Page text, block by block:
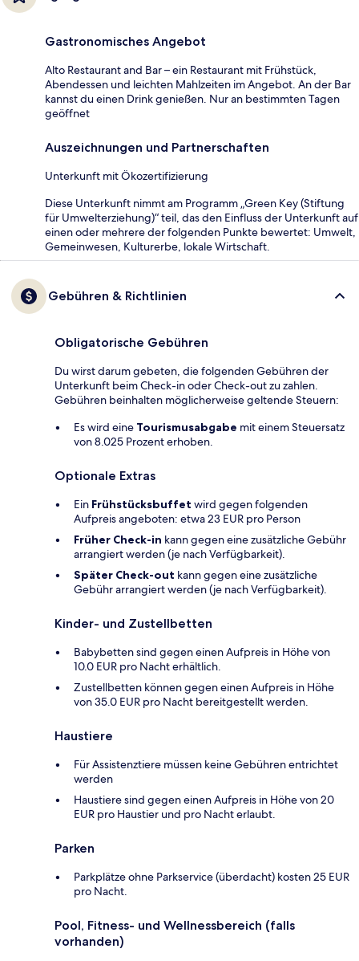
Gastronomisches Angebot
Alto Restaurant and Bar – ein Restaurant mit Frühstück,
Abendessen und leichten Mahlzeiten im Angebot. An der Bar
kannst du einen Drink genießen. Nur an bestimmten Tagen
geöffnet
Auszeichnungen und Partnerschaften
Unterkunft mit Ökozertifizierung
Diese Unterkunft nimmt am Programm „Green Key (Stiftung
für Umwelterziehung)“ teil, das den Einfluss der Unterkunft auf
einen oder mehrere der folgenden Punkte bewertet: Umwelt,
Gemeinwesen, Kulturerbe, lokale Wirtschaft.
Gebühren & Richtlinien
Obligatorische Gebühren
Du wirst darum gebeten, die folgenden Gebühren der
Unterkunft beim Check-in oder Check-out zu zahlen.
Gebühren beinhalten möglicherweise geltende Steuern:
Es wird eine Tourismusabgabe mit einem Steuersatz
von 8.025 Prozent erhoben.
Optionale Extras
Ein Frühstücksbuffet wird gegen folgenden
Aufpreis angeboten: etwa 23 EUR pro Person
Früher Check-in kann gegen eine zusätzliche Gebühr
arrangiert werden (je nach Verfügbarkeit).
Später Check-out kann gegen eine zusätzliche
Gebühr arrangiert werden (je nach Verfügbarkeit).
Kinder- und Zustellbetten
Babybetten sind gegen einen Aufpreis in Höhe von
10.0 EUR pro Nacht erhältlich.
Zustellbetten können gegen einen Aufpreis in Höhe
von 35.0 EUR pro Nacht bereitgestellt werden.
Haustiere
Für Assistenztiere müssen keine Gebühren entrichtet
werden
Haustiere sind gegen einen Aufpreis in Höhe von 20
EUR pro Haustier und pro Nacht erlaubt.
Parken
Parkplätze ohne Parkservice (überdacht) kosten 25 EUR
pro Nacht.
Pool, Fitness- und Wellnessbereich (falls
vorhanden)